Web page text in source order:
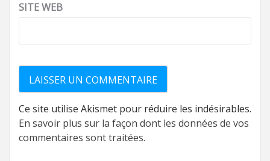
SITE WEB
Ce site utilise Akismet pour réduire les indésirables.
En savoir plus sur la façon dont les données de vos
commentaires sont traitées.